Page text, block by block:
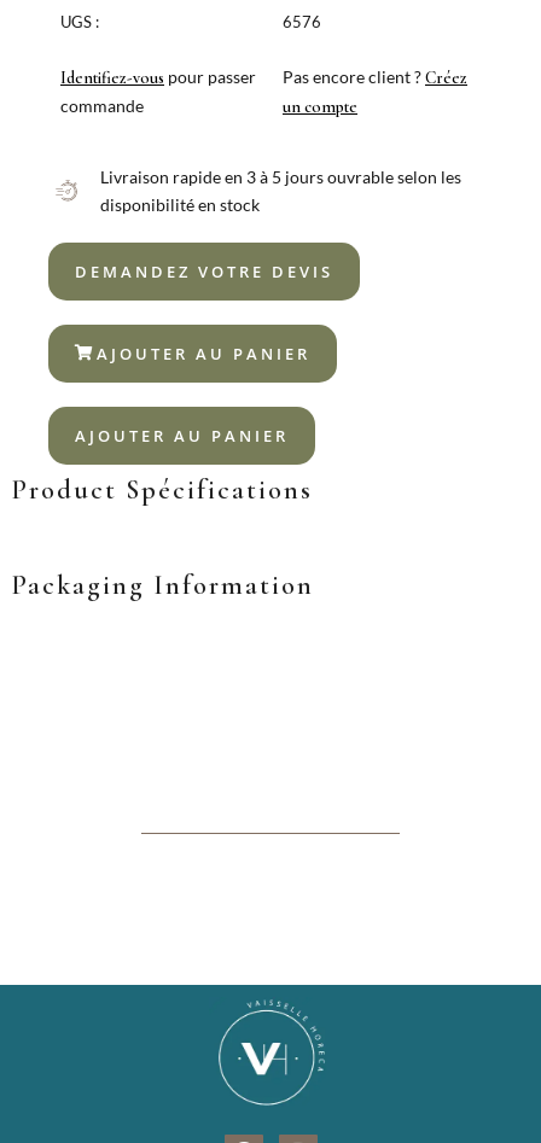
MALVARROSA
UGS :
Identifiez-vous pour passer
commande
6576
Pas encore client ?Créez
un compte
Livraison rapide en 3 à 5 jours ouvrable selon les
disponibilité en stock
DEMANDEZ VOTRE DEVIS
AJOUTER AU PANIER
AJOUTER AU PANIER
Product Spécifications
Packaging Information